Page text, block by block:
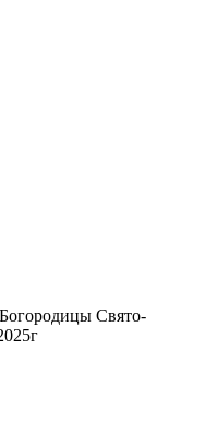
Свято-